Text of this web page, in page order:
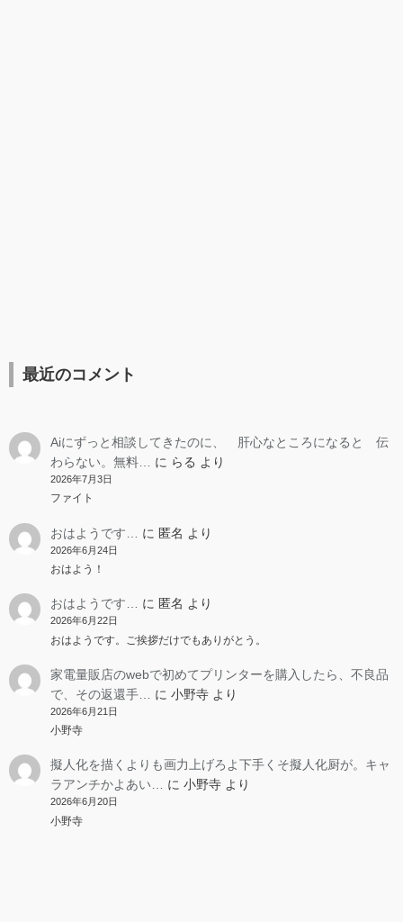
最近のコメント
Aiにずっと相談してきたのに、 肝心なところになると 伝
わらない。無料…
に らる より
2026年7月3日
ファイト
おはようです… に 匿名 より
2026年6月24日
おはよう！
おはようです… に 匿名 より
2026年6月22日
おはようです。ご挨拶だけでもありがとう。
家電量販店のwebで初めてプリンターを購入したら、不良品
で、その返還手…
に 小野寺より
2026年6月21日
小野寺
擬人化を描くよりも画力上げろよ下手くそ擬人化厨が。キャ
ラアンチかよあい…
に 小野寺より
2026年6月20日
小野寺